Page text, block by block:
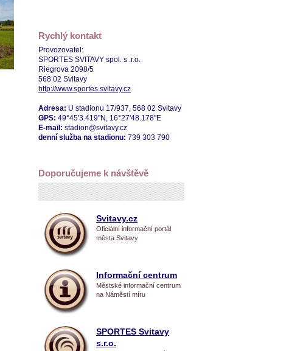
Rychlý kontakt
Provozovatel:
SPORTES SVITAVY spol. s .r.o.
Riegrova 2098/5
568 02 Svitavy
http://www.sportes.svitavy.cz
Adresa: U stadionu 17/937, 568 02 Svitavy
GPS: 49°45'3.419"N, 16°27'48.178"E
E-mail: stadion@svitavy.cz
denní služba na stadionu: 739 303 790
Doporučujeme k návštěvě
Svitavy.cz
Oficiální informační portál
města Svitavy
Informační centrum
Městské informační centrum
na Náměstí míru
SPORTES Svitavy
s.r.o.